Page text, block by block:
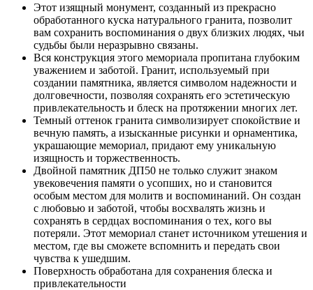
Этот изящный монумент, созданный из прекрасно
обработанного куска натурального гранита, позволит
вам сохранить воспоминания о двух близких людях, чьи
судьбы были неразрывно связаны.
Вся конструкция этого мемориала пропитана глубоким
уважением и заботой. Гранит, используемый при
создании памятника, является символом надежности и
долговечности, позволяя сохранять его эстетическую
привлекательность и блеск на протяжении многих лет.
Темный оттенок гранита символизирует спокойствие и
вечную память, а изысканные рисунки и орнаментика,
украшающие мемориал, придают ему уникальную
изящность и торжественность.
Двойной памятник ДП50 не только служит знаком
увековечения памяти о усопших, но и становится
особым местом для молитв и воспоминаний. Он создан
с любовью и заботой, чтобы восхвалять жизнь и
сохранять в сердцах воспоминания о тех, кого вы
потеряли. Этот мемориал станет источником утешения и
местом, где вы сможете вспомнить и передать свои
чувства к ушедшим.
Поверхность обработана для сохранения блеска и
привлекательности